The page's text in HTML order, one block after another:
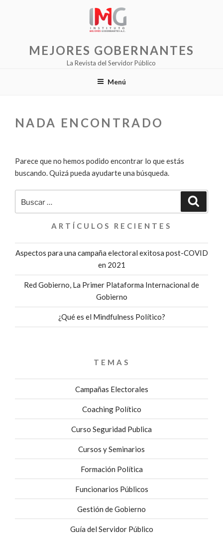
MEJORES GOBERNANTES
La Revista del Servidor Público
Menú
NADA ENCONTRADO
Parece que no hemos podido encontrar lo que estás
buscando. Quizá pueda ayudarte una búsqueda.
por:
ARTÍCULOS RECIENTES
Aspectos para una campaña electoral exitosa post-COVID
en 2021
Red Gobierno, La Primer Plataforma Internacional de
Gobierno
¿Qué es el Mindfulness Político?
TEMAS
Campañas Electorales
Coaching Político
Curso Seguridad Publica
Cursos y Seminarios
Formación Política
Funcionarios Públicos
Gestión de Gobierno
Guía del Servidor Público